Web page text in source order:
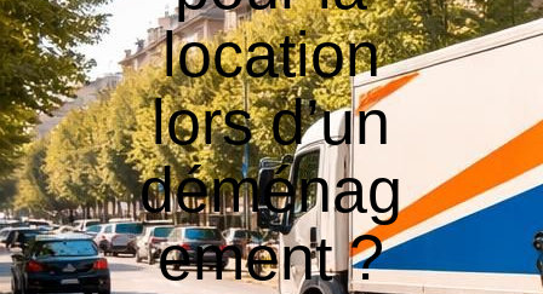
location
lors d’un
déménag
ement ?